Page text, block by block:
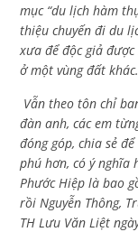
mục “du lịch hàm
thiệu chuyến đi du
xưa để độc giả
ở một vùng đất khác.
Vẫn theo tôn chỉ
đàn anh, các em
đóng góp, chia sẻ
phú hơn, có ý nghĩa
Phước Hiệp là bao
rồi Nguyễn Thông,
TH Lưu Văn Liệt